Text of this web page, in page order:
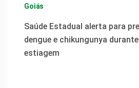
Goiás
Saúde Estadual alerta para
dengue e chikungunya
estiagem